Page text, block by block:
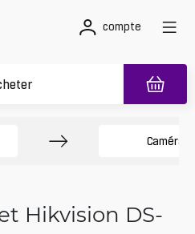
compte
Caméras
Hikvision DS-